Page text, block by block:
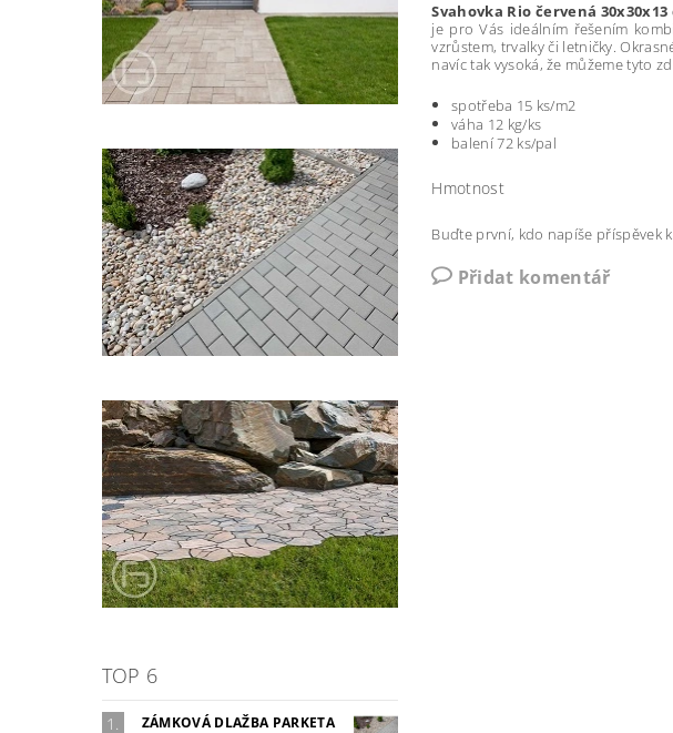
TOP 6
ZÁMKOVÁ DLAŽBA PARKETA
Svahovka Rio červená 30x30x13
je pro Vás ideálním řešením
vzrůstem, trvalky či letničky.
navíc tak vysoká, že můžeme tyto
spotřeba 15 ks/m2
váha 12 kg/ks
balení 72 ks/pal
Hmotnost
Buďte první, kdo napíše příspěvek
Přidat komentář